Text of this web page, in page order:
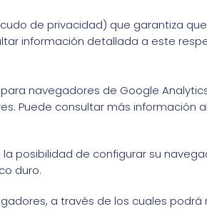
de privacidad) que garantiza
información detallada a este
navegadores de Google
Puede consultar más información
la posibilidad de configurar su
duro.
a través de los cuales podrá